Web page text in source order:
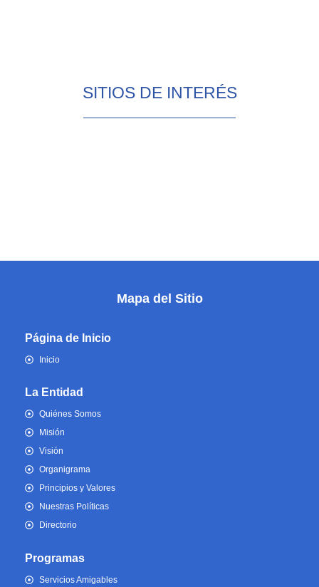
SITIOS DE INTERÉS
Mapa del Sitio
Página de Inicio
Inicio
La Entidad
Quiénes Somos
Misión
Visión
Organigrama
Principios y Valores
Nuestras Políticas
Directorio
Programas
Servicios Amigables